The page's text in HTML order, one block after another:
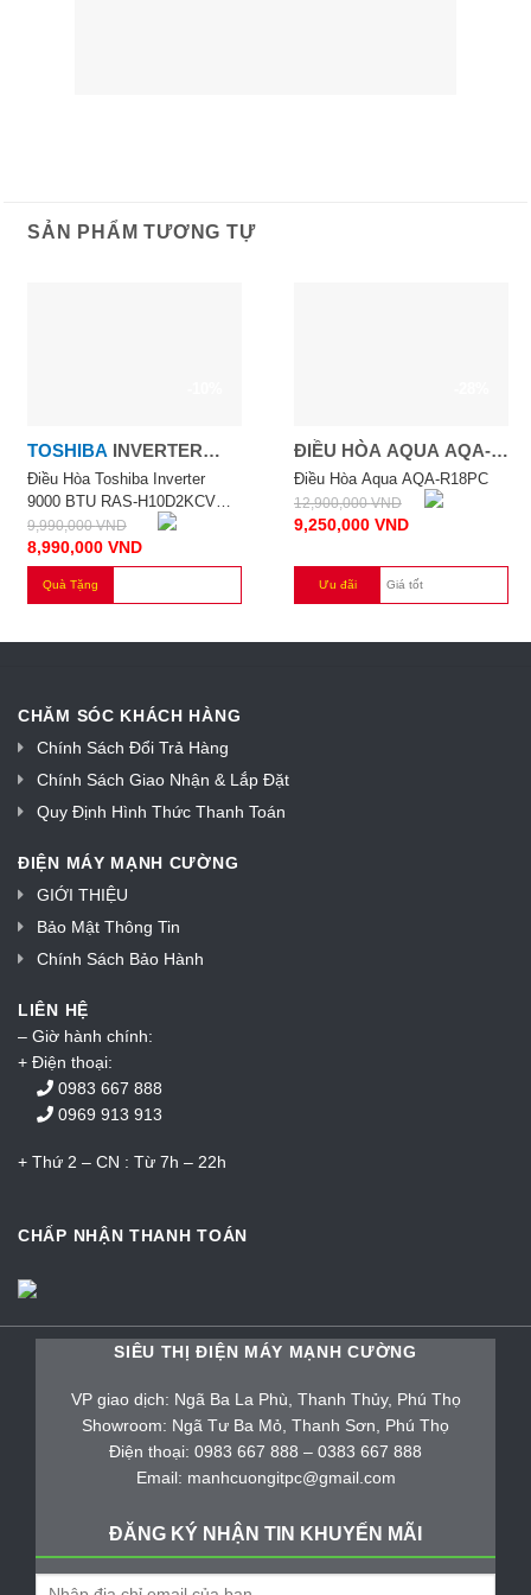
SẢN PHẨM TƯƠNG TỰ
TOSHIBA INVERTER
9000 BTU RAS-
H10D2KCVG-V
Điều Hòa Toshiba Inverter
9000 BTU RAS-H10D2KCVG-
V
9,990,000VND
8,990,000 VND
Quà Tặng
ĐIỀU HÒA AQUA AQA-
R18PC
Điều Hòa Aqua AQA-R18PC
12,900,000VND
9,250,000 VND
Ưu đãi Giá tốt
CHĂM SÓC KHÁCH HÀNG
Chính Sách Đổi Trả Hàng
Chính Sách Giao Nhận & Lắp Đặt
Quy Định Hình Thức Thanh Toán
ĐIỆN MÁY MẠNH CƯỜNG
GIỚI THIỆU
Bảo Mật Thông Tin
Chính Sách Bảo Hành
LIÊN HỆ
– Giờ hành chính:
+ Điện thoại:
0983 667 888
0969 913 913
+ Thứ 2 – CN : Từ 7h – 22h
CHẤP NHẬN THANH TOÁN
SIÊU THỊ ĐIỆN MÁY MẠNH CƯỜNG
VP giao dịch: Ngã Ba La Phù, Thanh Thủy, Phú Thọ
Showroom: Ngã Tư Ba Mỏ, Thanh Sơn, Phú Thọ
Điện thoại: 0983 667 888 – 0383 667 888
Email: manhcuongitpc@gmail.com
ĐĂNG KÝ NHẬN TIN KHUYẾN MÃI